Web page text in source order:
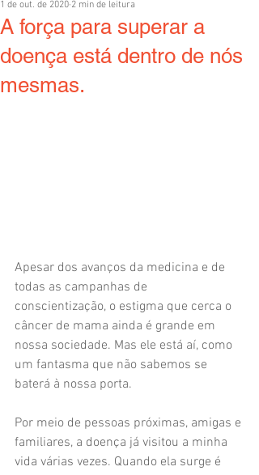
A força para superar a
doença está dentro de nós
mesmas.
1 de out. de 2020 2 min de leitura
Apesar dos avanços da medicina e de
todas as campanhas de
conscientização, o estigma que cerca o
câncer de mama ainda é grande em
nossa sociedade. Mas ele está aí, como
um fantasma que não sabemos se
baterá à nossa porta.
Por meio de pessoas próximas, amigas e
familiares, a doença já visitou a minha
vida várias vezes. Quando ela surge é